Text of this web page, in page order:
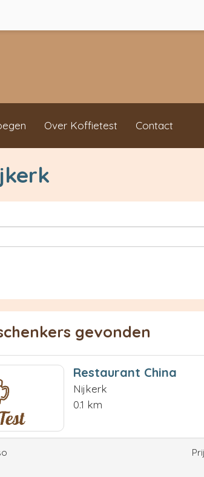
Over Koffietest Contact
gevonden
Restaurant China
Nijkerk
0.1 km